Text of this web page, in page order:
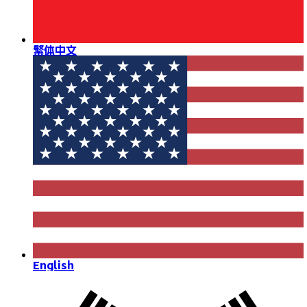
繁体中文
English